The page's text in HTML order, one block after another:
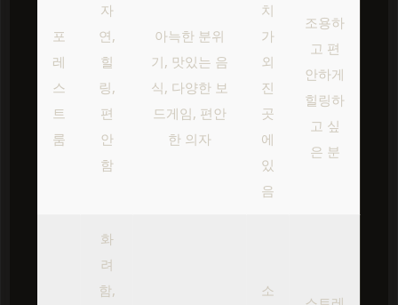
포
레
스
트
룸
자
연,
힐
링,
편
안
함
아늑한 분위
기, 맛있는 음
식, 다양한 보
드게임, 편안
한 의자
치
가
외
진
곳
에
있
음
조용하
고 편
안하게
힐링하
고 싶
은 분
화
려
함,
소